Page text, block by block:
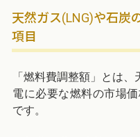
天然ガス(LNG)や石炭
項目
「燃料費調整額」とは
電に必要な燃料の市場
です。